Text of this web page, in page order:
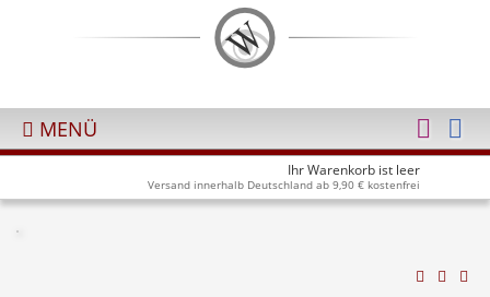
MENÜ
Ihr Warenkorb ist leer
Versand innerhalb Deutschland ab 9,90 € kostenfrei